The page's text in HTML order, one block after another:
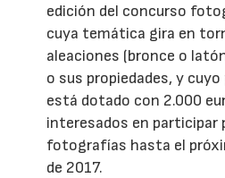
edición del concurso
cuya temática gira en
aleaciones (bronce o
o sus propiedades, y
está dotado con 2.000
interesados en participar
fotografías hasta el
de 2017.